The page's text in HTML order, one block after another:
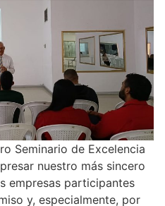
Seminario de Excelencia
nuestro más sincero
empresas participantes
y, especialmente, por